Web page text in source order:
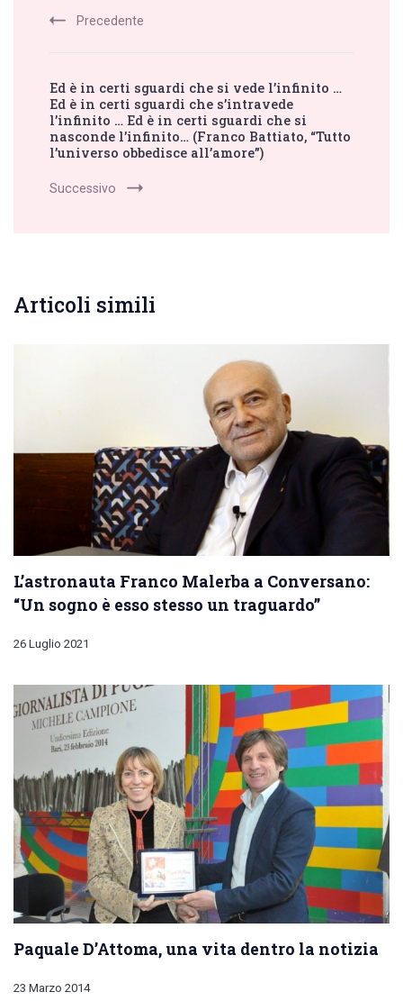
Precedente
Ed è in certi sguardi che si vede l’infinito …
Ed è in certi sguardi che s’intravede
l’infinito … Ed è in certi sguardi che si
nasconde l’infinito… (Franco Battiato, “Tutto
l’universo obbedisce all’amore”)
Successivo
Articoli simili
L’astronauta Franco Malerba a Conversano:
“Un sogno è esso stesso un traguardo”
26 Luglio 2021
Paquale D’Attoma, una vita dentro la notizia
23 Marzo 2014